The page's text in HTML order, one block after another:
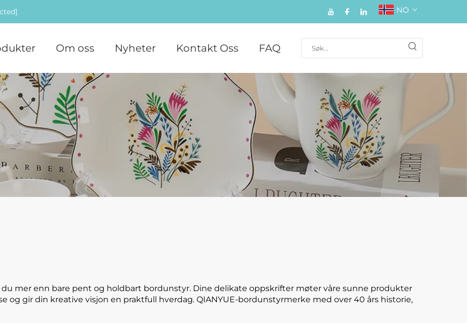
NO
Om oss Nyheter Kontakt Oss FAQ
du mer enn bare pent og holdbart bordunstyr. Dine delikate oppskrifter møter våre sunne produkter
og gir din kreative visjon en praktfull hverdag. QIANYUE-bordunstyrmerke med over 40 års historie,